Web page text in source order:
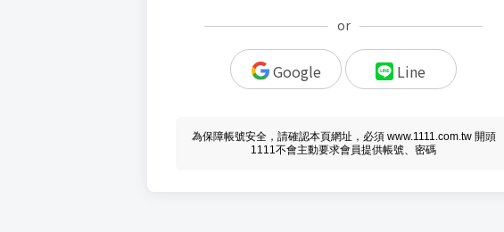
or
Google Line
為保障帳號安全，請確認本頁網址，必須 www.1111.com.tw 開頭
1111不會主動要求會員提供帳號、密碼